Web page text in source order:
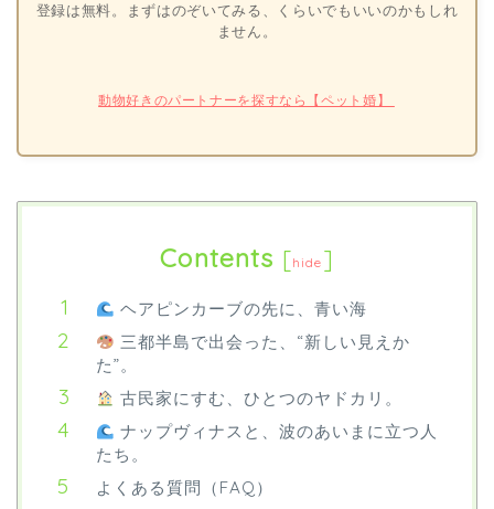
登録は無料。まずはのぞいてみる、くらいでもいいのかもしれ
ません。
動物好きのパートナーを探すなら【ペット婚】
Contents [hide ]
ヘアピンカーブの先に、青い海
三都半島で出会った、“新しい見えか
た”。
古民家にすむ、ひとつのヤドカリ。
ナップヴィナスと、波のあいまに立つ人
たち。
よくある質問（FAQ）